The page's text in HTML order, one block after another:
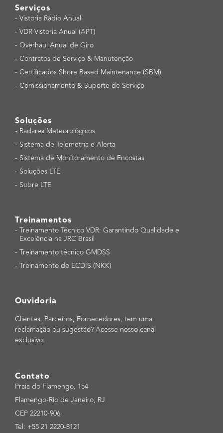
Serviços
- Vistoria Rádio Anual
- VDR Vistoria Anual (APT)
- Overhaul Anual de Giro
- Contratos de Serviço & Manutenção
- Certificados Shore Based Maintenance (SBM)
- Comissionamento & Suporte de Serviço
Soluções
- Radares Meteorológicos
- Sistema de Telemetria e Alerta
- Sistema de Monitoramento de Encostas
- Soluções LTE
- Sobre LTE
Treinamentos
- Treinamento Técnico VDR: Garantindo Qualidade e
Excelência na JRC Brasil
- Treinamento técnico GMDSS
- Treinamento de ECDIS (NKK)
Ouvidoria
Clientes, Parceiros, Fornecedores, tem uma
reclamação ou sugestão? Acesse nosso canal
exclusivo.
Contato
Praia do Flamengo, 154
Flamengo-Rio de Janeiro, RJ
CEP 22210-906
Tel: +55 21 2220-8121